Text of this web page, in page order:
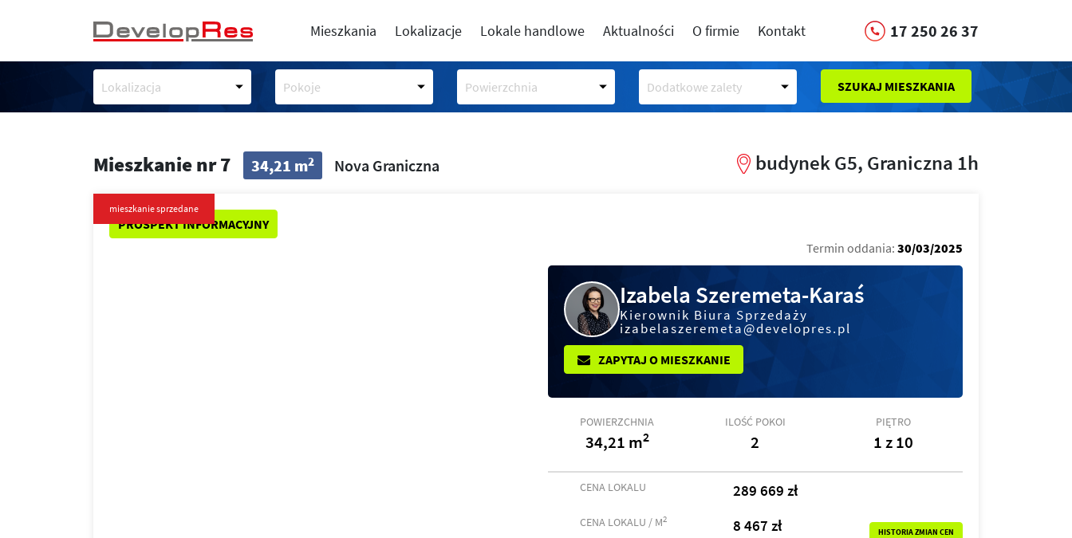
Mieszkania Lokalizacje Lokale handlowe Aktualności O firmie Kontakt 17 250 26 37
Lokalizacja Pokoje Powierzchnia Dodatkowe zalety SZUKAJ MIESZKANIA
Mieszkanie nr 7 34,21 m2 Nova Graniczna budynek G5, Graniczna 1h
PROSPEKT INFORMACYJNY
mieszkanie sprzedane
Termin oddania: 30/03/2025
Izabela Szeremeta-Karaś
Kierownik Biura Sprzedaży
izabelaszeremeta@developres.pl
ZAPYTAJ O MIESZKANIE
POWIERZCHNIA
34,21 m2
ILOŚĆ POKOI
2
PIĘTRO
1 z 10
CENA LOKALU 289 669 zł
CENA LOKALU / M2 8 467 zł HISTORIA ZMIAN CEN